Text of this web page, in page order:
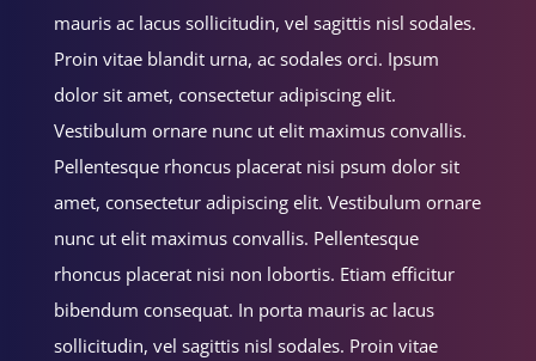
mauris ac lacus sollicitudin, vel sagittis nisl sodales.
Proin vitae blandit urna, ac sodales orci. Ipsum
dolor sit amet, consectetur adipiscing elit.
Vestibulum ornare nunc ut elit maximus convallis.
Pellentesque rhoncus placerat nisi psum dolor sit
amet, consectetur adipiscing elit. Vestibulum ornare
nunc ut elit maximus convallis. Pellentesque
rhoncus placerat nisi non lobortis. Etiam efficitur
bibendum consequat. In porta mauris ac lacus
sollicitudin, vel sagittis nisl sodales. Proin vitae